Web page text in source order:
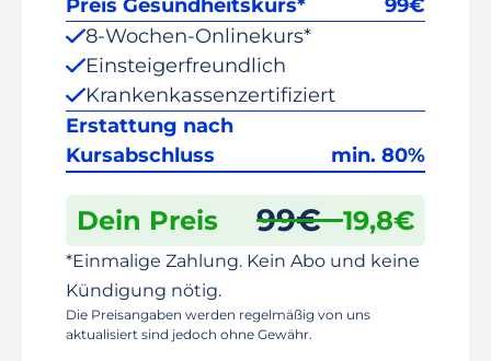
Preis Gesundheitskurs* 99€
8-Wochen-Onlinekurs*
Einsteigerfreundlich
Krankenkassenzertifiziert
Erstattung nach
Kursabschluss
min. 80%
Dein Preis 99€ 19,8€
*Einmalige Zahlung. Kein Abo und keine
Kündigung nötig.
Die Preisangaben werden regelmäßig von uns
aktualisiert sind jedoch ohne Gewähr.